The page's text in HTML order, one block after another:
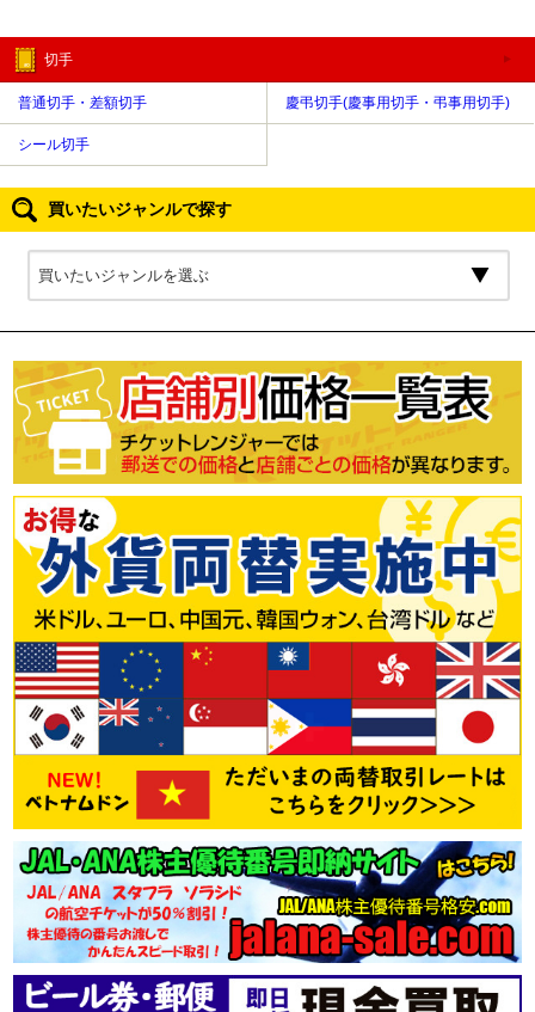
切手
普通切手・差額切手 慶弔切手(慶事用切手・弔事用切手)
シール切手
買いたいジャンルで探す